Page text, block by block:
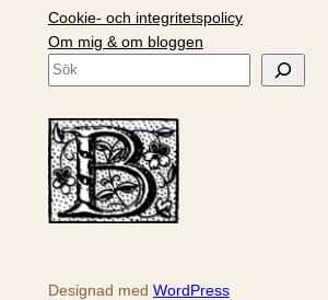
Cookie- och integritetspolicy
Om mig & om bloggen
S
k
Designad med WordPress